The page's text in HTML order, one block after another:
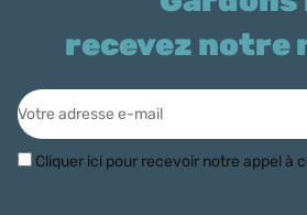
recevez notre
Cliquer ici pour recevoir notre appel à